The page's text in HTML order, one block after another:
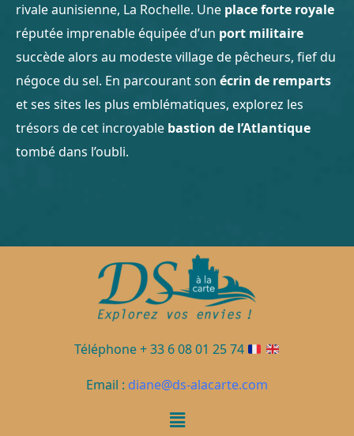
rivale aunisienne, La Rochelle. Une place forte royale
réputée imprenable équipée d’un port militaire
succède alors au modeste village de pêcheurs, fief du
négoce du sel. En parcourant son écrin de remparts
et ses sites les plus emblématiques, explorez les
trésors de cet incroyable bastion de l’Atlantique
tombé dans l’oubli.
Téléphone + 33 6 08 01 25 74
Email : diane@ds-alacarte.com